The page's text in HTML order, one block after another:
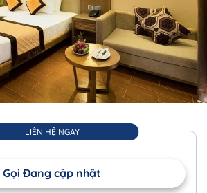
LIÊN HỆ NGAY
Gọi Đang cập nhật